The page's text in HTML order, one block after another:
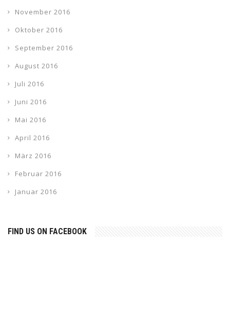
November 2016
Oktober 2016
September 2016
August 2016
Juli 2016
Juni 2016
Mai 2016
April 2016
März 2016
Februar 2016
Januar 2016
FIND US ON FACEBOOK